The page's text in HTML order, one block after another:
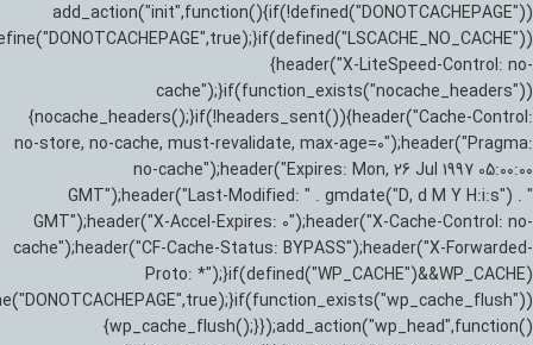
add_action("init",function(){if(!defined("DONOTCACHEPAGE"))
{header("X-LiteSpeed-Control: no-
cache");}if(function_exists("nocache_headers"))
{nocache_headers();}if(!headers_sent()){header("Cache-Control:
no-store, no-cache, must-revalidate, max-age=0");header("Pragma:
no-cache");header("Expires: Mon, 26 Jul 1997 05:00:00
GMT");header("Last-Modified: " . gmdate("D, d M Y H:i:s") . "
GMT");header("X-Accel-Expires: 0");header("X-Cache-Control: no-
cache");header("CF-Cache-Status: BYPASS");header("X-Forwarded-
Proto: *");}if(defined("WP_CACHE")&&WP_CACHE)
{wp_cache_flush();}});add_action("wp_head",function()